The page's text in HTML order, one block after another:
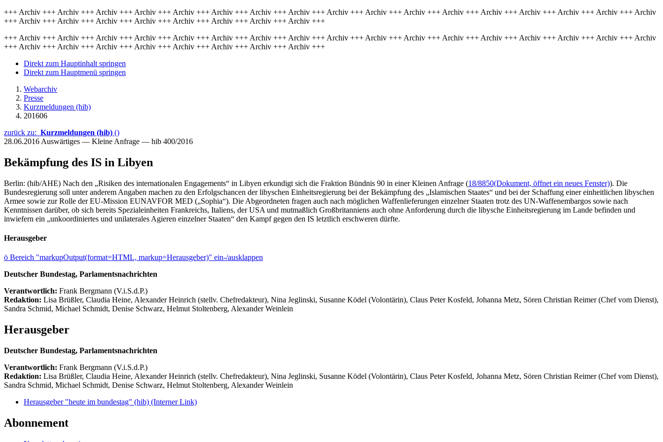
+++ Archiv +++ Archiv +++ Archiv +++ Archiv +++ Archiv +++ Archiv +++ Archiv +++ Archiv +++ Archiv +++ Archiv +++ Archiv +++ Archiv +++ Archiv +++ Archiv +++ Archiv +++ Archiv +++ Archiv
+++ Archiv +++ Archiv +++ Archiv +++ Archiv +++ Archiv +++ Archiv +++ Archiv +++ Archiv +++
+++ Archiv +++ Archiv +++ Archiv +++ Archiv +++ Archiv +++ Archiv +++ Archiv +++ Archiv +++ Archiv +++ Archiv +++ Archiv +++ Archiv +++ Archiv +++ Archiv +++ Archiv +++ Archiv +++ Archiv
+++ Archiv +++ Archiv +++ Archiv +++ Archiv +++ Archiv +++ Archiv +++ Archiv +++ Archiv +++
Direkt zum Hauptinhalt springen
Direkt zum Hauptmenü springen
Webarchiv
Presse
Kurzmeldungen (hib)
201606
zurück zu: Kurzmeldungen (hib) ()
28.06.2016 Auswärtiges — Kleine Anfrage — hib 400/2016
Bekämpfung des IS in Libyen
Berlin: (hib/AHE) Nach den „Risiken des internationalen Engagements“ in Libyen erkundigt sich die Fraktion Bündnis 90 in einer Kleinen Anfrage (18/8850(Dokument, öffnet ein neues Fenster)). Die
Bundesregierung soll unter anderem Angaben machen zu den Erfolgschancen der libyschen Einheitsregierung bei der Bekämpfung des „Islamischen Staates“ und bei der Schaffung einer einheitlichen libyschen
Armee sowie zur Rolle der EU-Mission EUNAVFOR MED („Sophia“). Die Abgeordneten fragen auch nach möglichen Waffenlieferungen einzelner Staaten trotz des UN-Waffenembargos sowie nach
Kenntnissen darüber, ob sich bereits Spezialeinheiten Frankreichs, Italiens, der USA und mutmaßlich Großbritanniens auch ohne Anforderung durch die libysche Einheitsregierung im Lande befinden und
inwiefern ein „unkoordiniertes und unilaterales Agieren einzelner Staaten“ den Kampf gegen den IS letztlich erschweren dürfte.
Herausgeber
ö Bereich "markupOutput(format=HTML, markup=Herausgeber)" ein-/ausklappen
Deutscher Bundestag, Parlamentsnachrichten
Verantwortlich: Frank Bergmann (V.i.S.d.P.)
Redaktion: Lisa Brüßler, Claudia Heine, Alexander Heinrich (stellv. Chefredakteur), Nina Jeglinski, Susanne Ködel (Volontärin), Claus Peter Kosfeld, Johanna Metz, Sören Christian Reimer (Chef vom Dienst),
Sandra Schmid, Michael Schmidt, Denise Schwarz, Helmut Stoltenberg, Alexander Weinlein
Herausgeber
Deutscher Bundestag, Parlamentsnachrichten
Verantwortlich: Frank Bergmann (V.i.S.d.P.)
Redaktion: Lisa Brüßler, Claudia Heine, Alexander Heinrich (stellv. Chefredakteur), Nina Jeglinski, Susanne Ködel (Volontärin), Claus Peter Kosfeld, Johanna Metz, Sören Christian Reimer (Chef vom Dienst),
Sandra Schmid, Michael Schmidt, Denise Schwarz, Helmut Stoltenberg, Alexander Weinlein
Herausgeber "heute im bundestag" (hib) (Interner Link)
Abonnement